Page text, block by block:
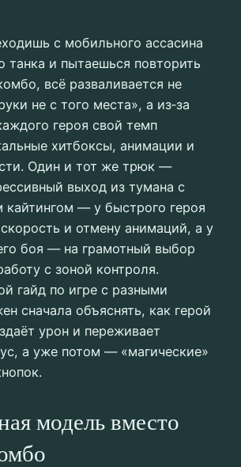
с мобильного ассасина
танка и пытаешься повторить
всё разваливается не
не с того места», а из‑за
героя свой темп
хитбоксы, анимации и
Один и тот же трюк —
выход из тумана с
— у быстрого героя
и отмену анимаций, а у
боя — на грамотный выбор
с зоной контроля.
гайд по игре с разными
сначала объяснять, как герой
урон и переживает
а уже потом — «магические»
модель вместо